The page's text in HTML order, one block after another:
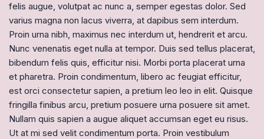
felis augue, volutpat ac nunc a, semper egestas dolor. Sed
varius magna non lacus viverra, at dapibus sem interdum.
Proin urna nibh, maximus nec interdum ut, hendrerit et arcu.
Nunc venenatis eget nulla at tempor. Duis sed tellus placerat,
bibendum felis quis, efficitur nisi. Morbi porta placerat urna
et pharetra. Proin condimentum, libero ac feugiat efficitur,
est orci consectetur sapien, a pretium leo leo in elit. Quisque
fringilla finibus arcu, pretium posuere urna posuere sit amet.
Nullam quis sapien a augue aliquet accumsan eget eu risus.
Ut at mi sed velit condimentum porta. Proin vestibulum